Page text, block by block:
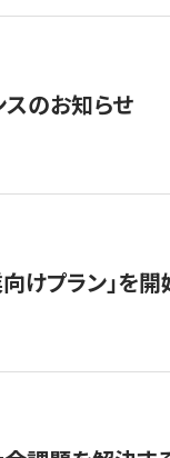
スのお知らせ
けプラン」を開